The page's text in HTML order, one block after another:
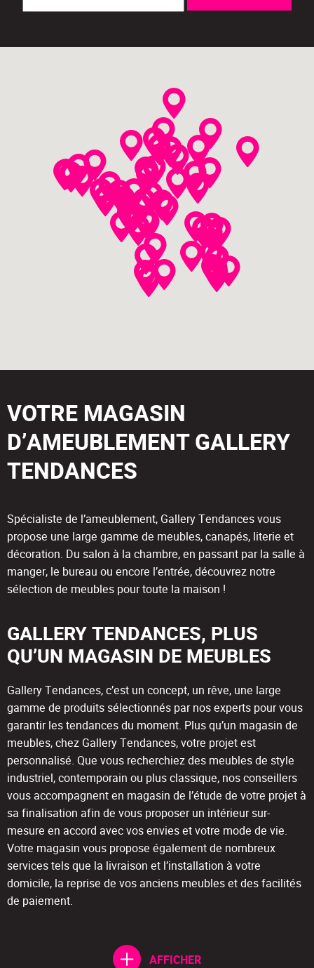
VOTRE MAGASIN
D’AMEUBLEMENT GALLERY
TENDANCES
Spécialiste de l’ameublement, Gallery Tendances vous
propose une large gamme de meubles, canapés, literie et
décoration. Du salon à la chambre, en passant par la salle à
manger, le bureau ou encore l’entrée, découvrez notre
sélection de meubles pour toute la maison !
GALLERY TENDANCES, PLUS
QU’UN MAGASIN DE MEUBLES
Gallery Tendances, c’est un concept, un rêve, une large
gamme de produits sélectionnés par nos experts pour vous
garantir les tendances du moment. Plus qu’un magasin de
meubles, chez Gallery Tendances, votre projet est
personnalisé. Que vous recherchiez des meubles de style
industriel, contemporain ou plus classique, nos conseillers
vous accompagnent en magasin de l’étude de votre projet à
sa finalisation afin de vous proposer un intérieur sur-
mesure en accord avec vos envies et votre mode de vie.
Votre magasin vous propose également de nombreux
services tels que la livraison et l’installation à votre
domicile, la reprise de vos anciens meubles et des facilités
de paiement.
AFFICHER